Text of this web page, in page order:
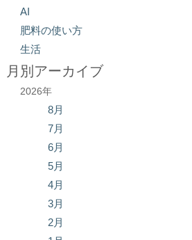
AI
肥料の使い方
生活
月別アーカイブ
2026年
8月
7月
6月
5月
4月
3月
2月